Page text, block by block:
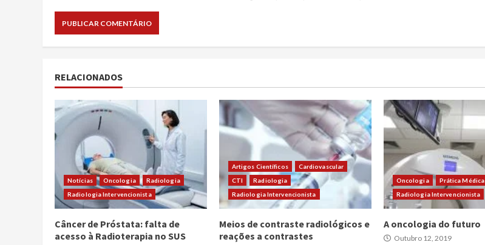
RELACIONADOS
Notícias Oncologia
Radiologia
Radiologia Intervencionista
Câncer de Próstata: falta de
acesso à Radioterapia no SUS
Artigos Científicos
Cardiovascular
CTI
Radiologia
Radiologia Intervencionista
Meios de contraste radiológicos e
reações a contrastes
Oncologia
Prática Médica
Radiologia Intervencionista
A oncologia do futuro
Outubro 12, 2019